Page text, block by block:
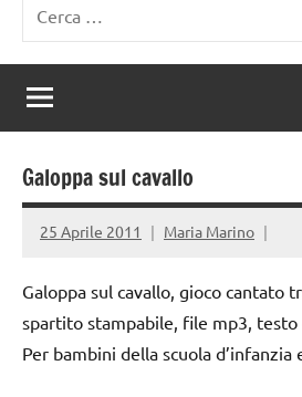
per:
Galoppa sul cavallo
25 Aprile 2011 Maria Marino
Galoppa sul cavallo, gioco cantato
spartito stampabile, file mp3, testo
Per bambini della scuola d’infanzia